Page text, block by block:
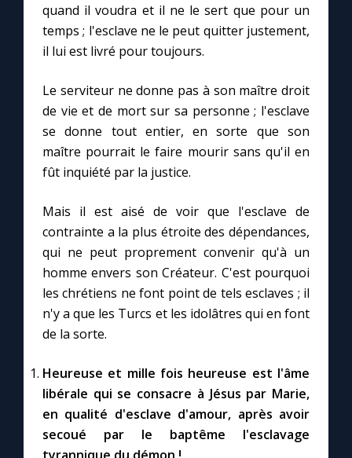
quand il voudra et il ne le sert que pour un
temps ; l'esclave ne le peut quitter justement,
il lui est livré pour toujours.
Le serviteur ne donne pas à son maître droit
de vie et de mort sur sa personne ; l'esclave
se donne tout entier, en sorte que son
maître pourrait le faire mourir sans qu'il en
fût inquiété par la justice.
Mais il est aisé de voir que l'esclave de
contrainte a la plus étroite des dépendances,
qui ne peut proprement convenir qu'à un
homme envers son Créateur. C'est pourquoi
les chrétiens ne font point de tels esclaves ; il
n'y a que les Turcs et les idolâtres qui en font
de la sorte.
Heureuse et mille fois heureuse est l'âme
libérale qui se consacre à Jésus par Marie,
en qualité d'esclave d'amour, après avoir
secoué par le baptême l'esclavage